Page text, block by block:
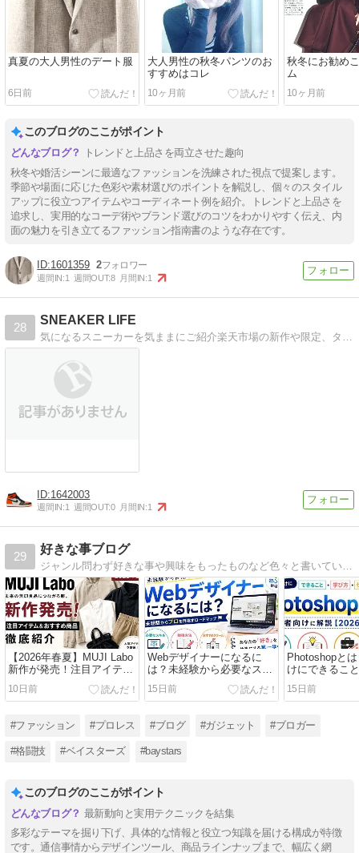
真夏の大人男性のデート服
6日前
大人男性の秋冬パンツのお
すすめはコレ
10ヶ月前
秋冬にお勧め
ム
10ヶ月前
このブログのここがポイント
トレンドと上品さを両立させた趣向
秋冬や婚活シーンに最適なファッションを洗練された視点で提案します。
季節や場面に応じた色彩や素材選びのポイントを解説し、個々のスタイル
アップに役立つアイテムやコーディネート例を紹介。トレンドと上品さを
追求し、実用的なコーデ術やブランド選びのコツをわかりやすく伝え、内
面の魅力を引き立てるファッション指南書のような存在です。
1601359 2
週間IN:1 週間OUT:8 月間IN:1
28
SNEAKER LIFE
気になるスニーカーを気ままにご紹介楽天市場の新作や限定、タイムセール品などの情報を随時更新中！
1642003
週間IN:1 週間OUT:0 月間IN:1
29
好きな事ブログ
ジャンル問わず好きな事や興味をもったものなど色々と書いている『好きな事ブログ』というのを運営しています。よろしくお願い致します。https://lit.link/myfavoriteblog
【2026年春夏】MUJI Labo
新作が発売！注目アイテ
ム・発売日・おすすめポイ
ントを徹底紹介
10日前
Webデザイナーになるに
は？未経験から必要なスキ
ル・勉強方法・おすすめス
クールを紹介
15日前
Photoshopと
けにできるこ
仕事への活か
【2026年版】
15日前
#ファッション #プロレス #ブログ #ガジェット #ブロガー
#格闘技 #ベイスターズ #baystars
このブログのここがポイント
最新動向と実用テクニックを結集
多彩なテーマを掘り下げ、具体的な情報と役立つ知識を届ける構成が特徴
です。通信事情からデザインツール、商品ラインナップまで、幅広く網